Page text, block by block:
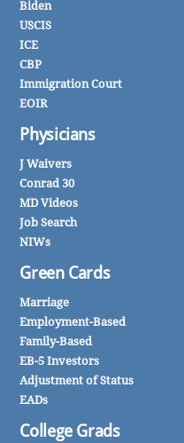
Biden
USCIS
ICE
CBP
Immigration Court
EOIR
Physicians
J Waivers
Conrad 30
MD Videos
Job Search
NIWs
Green Cards
Marriage
Employment-Based
Family-Based
EB-5 Investors
Adjustment of Status
EADs
College Grads